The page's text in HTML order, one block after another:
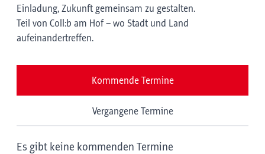
Einladung, Zukunft gemeinsam zu gestalten.
Teil von Coll:b am Hof – wo Stadt und Land
aufeinandertreffen.
Kommende Termine
Vergangene Termine
Es gibt keine kommenden Termine